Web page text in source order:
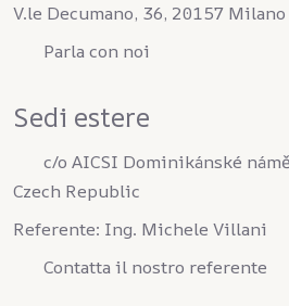
V.le Decumano, 36, 20157
Parla con noi
Sedi estere
c/o AICSI Dominikánské
Czech Republic
Referente: Ing. Michele Villani
Contatta il nostro referente